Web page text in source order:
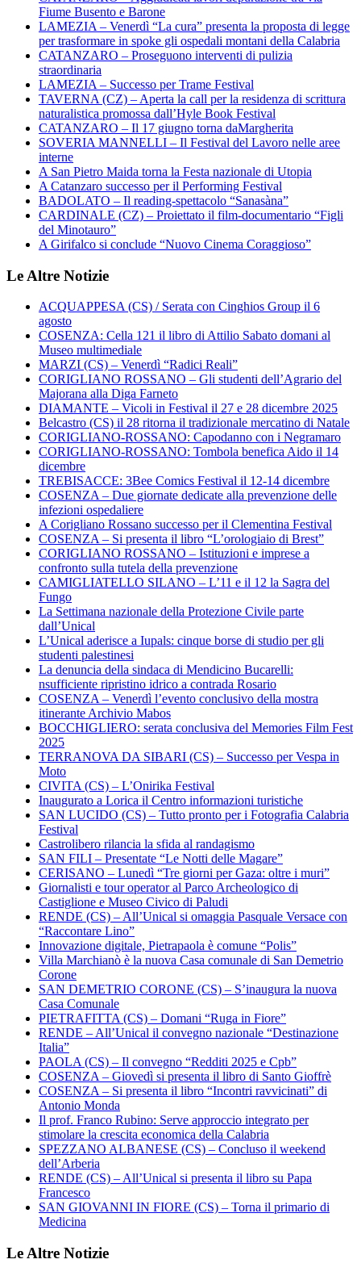
Fiume Busento e Barone
LAMEZIA – Venerdì “La cura” presenta la proposta di legge
per trasformare in spoke gli ospedali montani della Calabria
CATANZARO – Proseguono interventi di pulizia
straordinaria
LAMEZIA – Successo per Trame Festival
TAVERNA (CZ) – Aperta la call per la residenza di scrittura
naturalistica promossa dall’Hyle Book Festival
CATANZARO – Il 17 giugno torna daMargherita
SOVERIA MANNELLI – Il Festival del Lavoro nelle aree
interne
A San Pietro Maida torna la Festa nazionale di Utopia
A Catanzaro successo per il Performing Festival
BADOLATO – Il reading-spettacolo “Sanasàna”
CARDINALE (CZ) – Proiettato il film-documentario “Figli
del Minotauro”
A Girifalco si conclude “Nuovo Cinema Coraggioso”
Le Altre Notizie
ACQUAPPESA (CS) / Serata con Cinghios Group il 6
agosto
COSENZA: Cella 121 il libro di Attilio Sabato domani al
Museo multimediale
MARZI (CS) – Venerdì “Radici Reali”
CORIGLIANO ROSSANO – Gli studenti dell’Agrario del
Majorana alla Diga Farneto
DIAMANTE – Vicoli in Festival il 27 e 28 dicembre 2025
Belcastro (CS) il 28 ritorna il tradizionale mercatino di Natale
CORIGLIANO-ROSSANO: Capodanno con i Negramaro
CORIGLIANO-ROSSANO: Tombola benefica Aido il 14
dicembre
TREBISACCE: 3Bee Comics Festival il 12-14 dicembre
COSENZA – Due giornate dedicate alla prevenzione delle
infezioni ospedaliere
A Corigliano Rossano successo per il Clementina Festival
COSENZA – Si presenta il libro “L’orologiaio di Brest”
CORIGLIANO ROSSANO – Istituzioni e imprese a
confronto sulla tutela della prevenzione
CAMIGLIATELLO SILANO – L’11 e il 12 la Sagra del
Fungo
La Settimana nazionale della Protezione Civile parte
dall’Unical
L’Unical aderisce a Iupals: cinque borse di studio per gli
studenti palestinesi
La denuncia della sindaca di Mendicino Bucarelli:
nsufficiente ripristino idrico a contrada Rosario
COSENZA – Venerdì l’evento conclusivo della mostra
itinerante Archivio Mabos
BOCCHIGLIERO: serata conclusiva del Memories Film Fest
2025
TERRANOVA DA SIBARI (CS) – Successo per Vespa in
Moto
CIVITA (CS) – L’Onirika Festival
Inaugurato a Lorica il Centro informazioni turistiche
SAN LUCIDO (CS) – Tutto pronto per i Fotografia Calabria
Festival
Castrolibero rilancia la sfida al randagismo
SAN FILI – Presentate “Le Notti delle Magare”
CERISANO – Lunedì “Tre giorni per Gaza: oltre i muri”
Giornalisti e tour operator al Parco Archeologico di
Castiglione e Museo Civico di Paludi
RENDE (CS) – All’Unical si omaggia Pasquale Versace con
“Raccontare Lino”
Innovazione digitale, Pietrapaola è comune “Polis”
Villa Marchianò è la nuova Casa comunale di San Demetrio
Corone
SAN DEMETRIO CORONE (CS) – S’inaugura la nuova
Casa Comunale
PIETRAFITTA (CS) – Domani “Ruga in Fiore”
RENDE – All’Unical il convegno nazionale “Destinazione
Italia”
PAOLA (CS) – Il convegno “Redditi 2025 e Cpb”
COSENZA – Giovedì si presenta il libro di Santo Gioffrè
COSENZA – Si presenta il libro “Incontri ravvicinati” di
Antonio Monda
Il prof. Franco Rubino: Serve approccio integrato per
stimolare la crescita economica della Calabria
SPEZZANO ALBANESE (CS) – Concluso il weekend
dell’Arberia
RENDE (CS) – All’Unical si presenta il libro su Papa
Francesco
SAN GIOVANNI IN FIORE (CS) – Torna il primario di
Medicina
Le Altre Notizie